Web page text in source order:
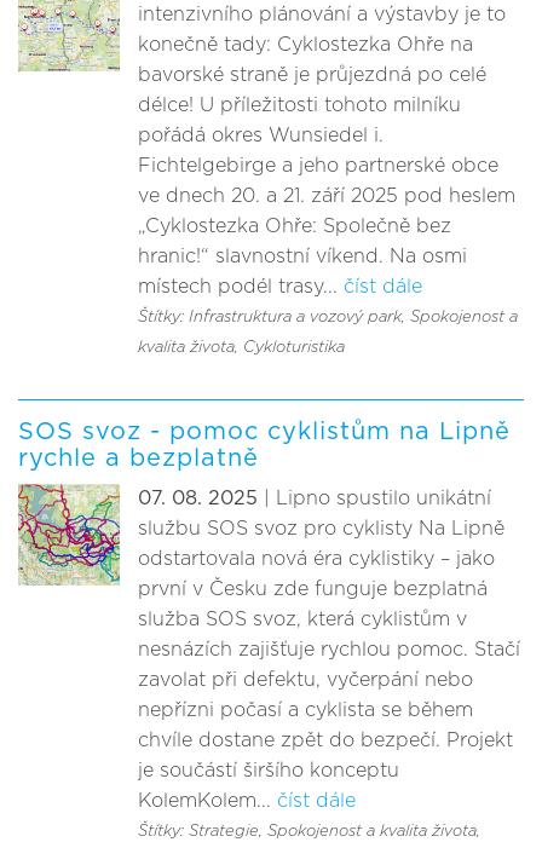
intenzivního plánování a výstavby je to
konečně tady: Cyklostezka Ohře na
bavorské straně je průjezdná po celé
délce! U příležitosti tohoto milníku
pořádá okres Wunsiedel i.
Fichtelgebirge a jeho partnerské obce
ve dnech 20. a 21. září 2025 pod heslem
„Cyklostezka Ohře: Společně bez
hranic!“ slavnostní víkend. Na osmi
místech podél trasy... číst dále
Štítky: Infrastruktura a vozový park, Spokojenost a
kvalita života, Cykloturistika
SOS svoz - pomoc cyklistům na Lipně
rychle a bezplatně
07. 08. 2025 | Lipno spustilo unikátní
službu SOS svoz pro cyklisty Na Lipně
odstartovala nová éra cyklistiky – jako
první v Česku zde funguje bezplatná
služba SOS svoz, která cyklistům v
nesnázích zajišťuje rychlou pomoc. Stačí
zavolat při defektu, vyčerpání nebo
nepřízni počasí a cyklista se během
chvíle dostane zpět do bezpečí. Projekt
je součástí širšího konceptu
KolemKolem... číst dále
Štítky: Strategie, Spokojenost a kvalita života,